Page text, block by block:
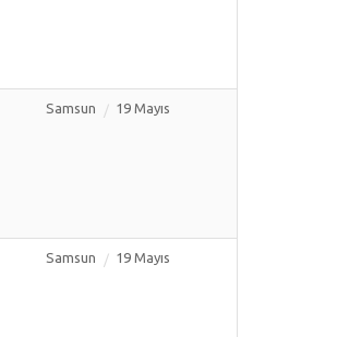
Samsun 19 Mayıs
Samsun 19 Mayıs